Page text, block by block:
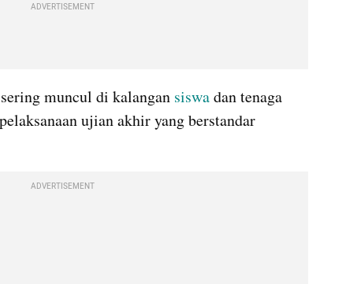
ADVERTISEMENT
muncul di kalangan siswa dan tenaga
ujian akhir yang berstandar
ADVERTISEMENT